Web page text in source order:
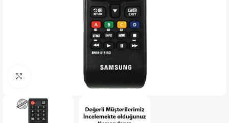
Büyütmek için tıklayın